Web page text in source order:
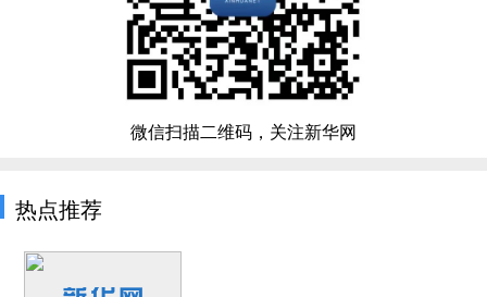
微信扫描二维码，关注新华网
热点推荐